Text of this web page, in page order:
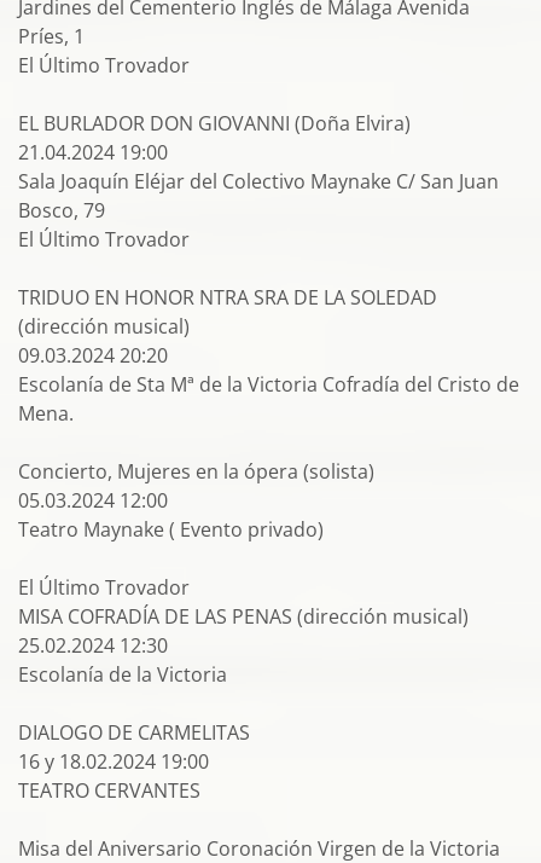
Jardines del Cementerio Inglés de Málaga Avenida
Príes, 1
El Último Trovador
EL BURLADOR DON GIOVANNI (Doña Elvira)
21.04.2024 19:00
Sala Joaquín Eléjar del Colectivo Maynake C/ San Juan
Bosco, 79
El Último Trovador
TRIDUO EN HONOR NTRA SRA DE LA SOLEDAD
(dirección musical)
09.03.2024 20:20
Escolanía de Sta Mª de la Victoria Cofradía del Cristo de
Mena.
Concierto, Mujeres en la ópera (solista)
05.03.2024 12:00
Teatro Maynake ( Evento privado)
El Último Trovador
MISA COFRADÍA DE LAS PENAS (dirección musical)
25.02.2024 12:30
Escolanía de la Victoria
DIALOGO DE CARMELITAS
16 y 18.02.2024 19:00
TEATRO CERVANTES
Misa del Aniversario Coronación Virgen de la Victoria